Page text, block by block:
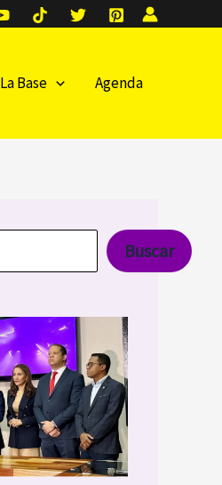
La Base Agenda
Buscar